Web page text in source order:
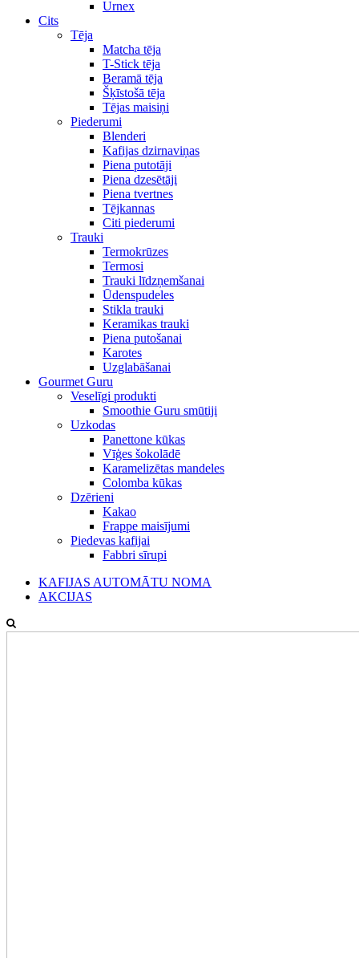
Urnex
Cits
Tēja
Matcha tēja
T-Stick tēja
Beramā tēja
Šķīstošā tēja
Tējas maisiņi
Piederumi
Blenderi
Kafijas dzirnaviņas
Piena putotāji
Piena dzesētāji
Piena tvertnes
Tējkannas
Citi piederumi
Trauki
Termokrūzes
Termosi
Trauki līdzņemšanai
Ūdenspudeles
Stikla trauki
Keramikas trauki
Piena putošanai
Karotes
Uzglabāšanai
Gourmet Guru
Veselīgi produkti
Smoothie Guru smūtiji
Uzkodas
Panettone kūkas
Vīģes šokolādē
Karamelizētas mandeles
Colomba kūkas
Dzērieni
Kakao
Frappe maisījumi
Piedevas kafijai
Fabbri sīrupi
KAFIJAS AUTOMĀTU NOMA
AKCIJAS